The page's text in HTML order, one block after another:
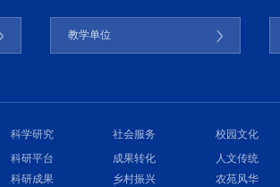
教学单位
科学研究
科研平台
科研成果
社会服务
成果转化
乡村振兴
校园文化
人文传统
农苑风华